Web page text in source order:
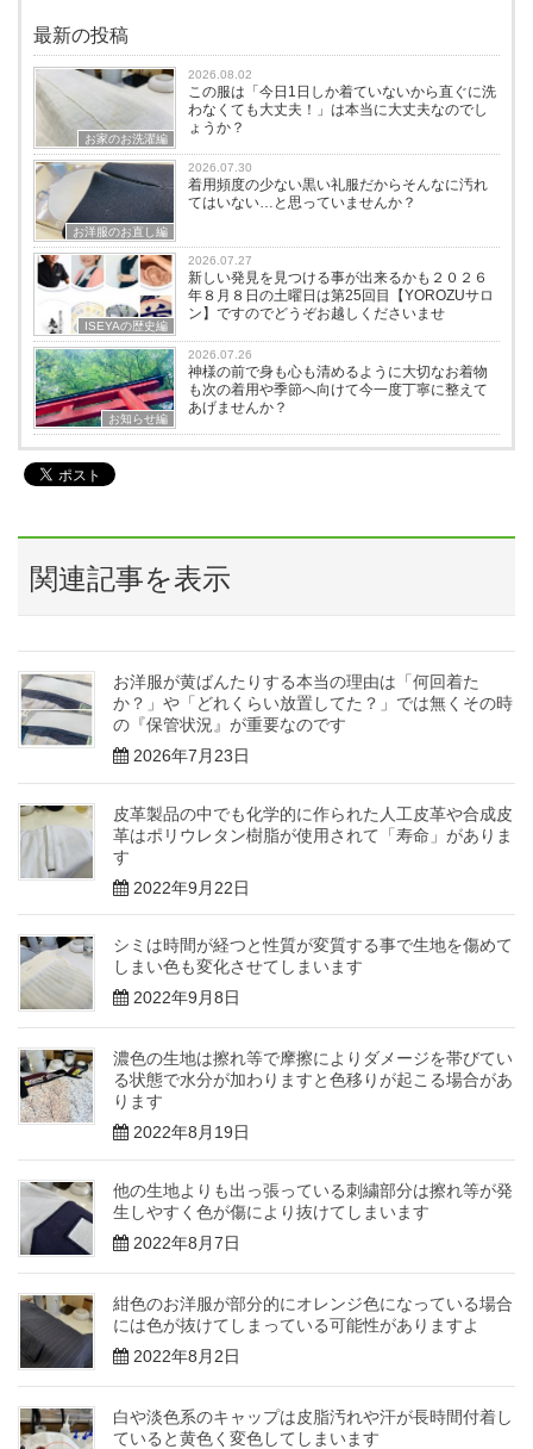
最新の投稿
お家のお洗濯編
2026.08.02
この服は「今日1日しか着ていないから直ぐに洗
わなくても大丈夫！」は本当に大丈夫なのでし
ょうか？
お洋服のお直し編
2026.07.30
着用頻度の少ない黒い礼服だからそんなに汚れ
てはいない…と思っていませんか？
ISEYAの歴史編
2026.07.27
新しい発見を見つける事が出来るかも２０２６
年８月８日の土曜日は第25回目【YOROZUサロ
ン】ですのでどうぞお越しくださいませ
お知らせ編
2026.07.26
神様の前で身も心も清めるように大切なお着物
も次の着用や季節へ向けて今一度丁寧に整えて
あげませんか？
関連記事を表示
お洋服が黄ばんたりする本当の理由は「何回着た
か？」や「どれくらい放置してた？」では無くその時
の『保管状況』が重要なのです
2026年7月23日
皮革製品の中でも化学的に作られた人工皮革や合成皮
革はポリウレタン樹脂が使用されて「寿命」がありま
す
2022年9月22日
シミは時間が経つと性質が変質する事で生地を傷めて
しまい色も変化させてしまいます
2022年9月8日
濃色の生地は擦れ等で摩擦によりダメージを帯びてい
る状態で水分が加わりますと色移りが起こる場合があ
ります
2022年8月19日
他の生地よりも出っ張っている刺繍部分は擦れ等が発
生しやすく色が傷により抜けてしまいます
2022年8月7日
紺色のお洋服が部分的にオレンジ色になっている場合
には色が抜けてしまっている可能性がありますよ
2022年8月2日
白や淡色系のキャップは皮脂汚れや汗が長時間付着し
ていると黄色く変色してしまいます